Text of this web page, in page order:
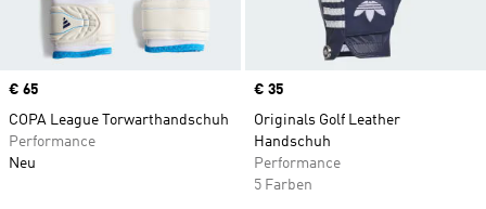
Price
€ 65
COPA League Torwarthandschuh
Performance
Neu
Price
€ 35
Originals Golf Leather
Handschuh
Performance
5 Farben